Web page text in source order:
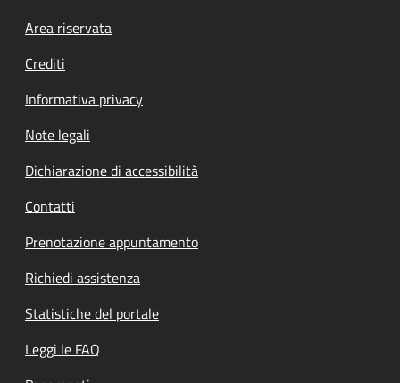
Footer menu
Area riservata
Crediti
Informativa privacy
Note legali
Dichiarazione di accessibilità
Contatti
Prenotazione appuntamento
Richiedi assistenza
Statistiche del portale
Leggi le FAQ